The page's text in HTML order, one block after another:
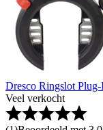
Dresco Ringslot
Veel verkocht